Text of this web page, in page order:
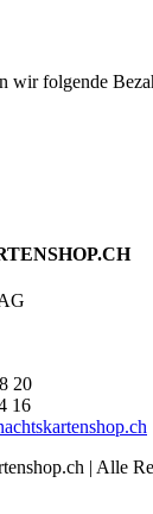
wir folgende
20
16
| Alle